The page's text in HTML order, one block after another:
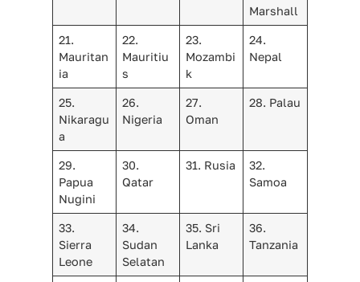
Marshall
21.
Mauritan
ia
22.
Mauritiu
s
23.
Mozambi
k
24.
Nepal
25.
Nikaragu
a
26.
Nigeria
27.
Oman
28. Palau
29.
Papua
Nugini
30.
Qatar
31. Rusia
32.
Samoa
33.
Sierra
Leone
34.
Sudan
Selatan
35. Sri
Lanka
36.
Tanzania